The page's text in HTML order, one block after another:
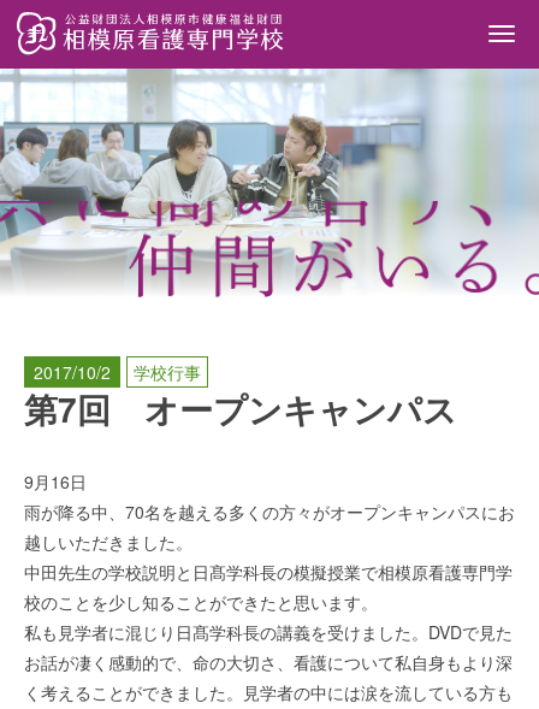
2017/10/2 学校行事
第7回 オープンキャンパス
9月16日
雨が降る中、70名を越える多くの方々がオープンキャンパスにお
越しいただきました。
中田先生の学校説明と日髙学科長の模擬授業で相模原看護専門学
校のことを少し知ることができたと思います。
私も見学者に混じり日髙学科長の講義を受けました。DVDで見た
お話が凄く感動的で、命の大切さ、看護について私自身もより深
く考えることができました。見学者の中には涙を流している方も